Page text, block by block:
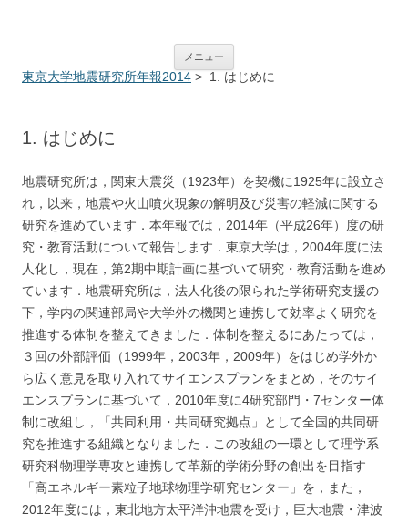
メニュー
東京大学地震研究所年報2014 > 1. はじめに
1. はじめに
地震研究所は，関東大震災（1923年）を契機に1925年に設立さ
れ，以来，地震や火山噴火現象の解明及び災害の軽減に関する
研究を進めています．本年報では，2014年（平成26年）度の研
究・教育活動について報告します． 東京大学は，2004年度に法
人化し，現在，第2期中期計画に基づいて研究・教育活動を進め
ています．地震研究所は，法人化後の限られた学術研究支援の
下，学内の関連部局や大学外の機関と連携して効率よく研究を
推進する体制 を整えてきました．体制を整えるにあたっては，
３回の外部評価（1999年，2003年，2009年）をはじめ学外か
ら広く 意見を取り入れてサイエンスプランをまとめ，そのサイ
エンスプランに基づいて，2010年度に4研究部門・7センター体
制に改組し，「共同利用・共同研究拠点」として全国的共同研
究を推進する組織となりました．この改組の一環として理学系
研究科物理学専攻と連携して革新的学術分野の創出を目指す
「高エネルギー素粒子地球物理学研究センター」を，また，
2012年度には，東北地方太平洋沖地震を受け，巨大地震・津波